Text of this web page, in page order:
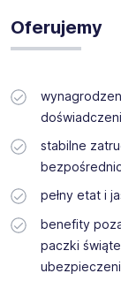
Oferujemy
stabilne
pełny etat i
benefity
paczki